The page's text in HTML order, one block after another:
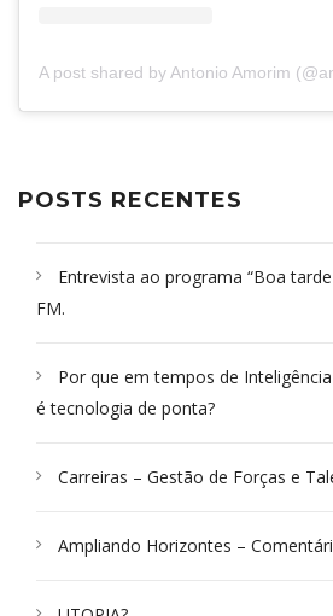
POSTS RECENTES
Entrevista ao programa “Boa
FM.
Por que em tempos de
é tecnologia de ponta?
Carreiras – Gestão de Forças e
Ampliando Horizontes –